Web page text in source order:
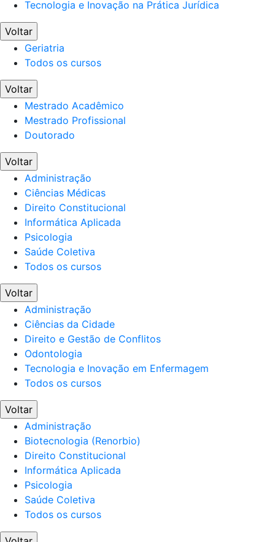
Tecnologia e Inovação na Prática Jurídica
Voltar
Geriatria
Todos os cursos
Voltar
Mestrado Acadêmico
Mestrado Profissional
Doutorado
Voltar
Administração
Ciências Médicas
Direito Constitucional
Informática Aplicada
Psicologia
Saúde Coletiva
Todos os cursos
Voltar
Administração
Ciências da Cidade
Direito e Gestão de Conflitos
Odontologia
Tecnologia e Inovação em Enfermagem
Todos os cursos
Voltar
Administração
Biotecnologia (Renorbio)
Direito Constitucional
Informática Aplicada
Psicologia
Saúde Coletiva
Todos os cursos